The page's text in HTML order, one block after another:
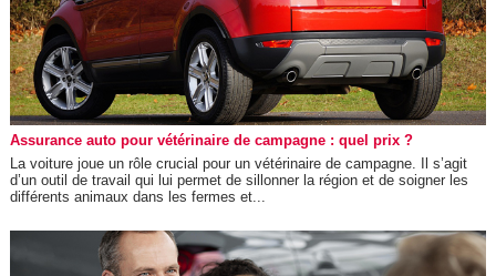
Assurance auto pour vétérinaire de campagne : quel prix ?
La voiture joue un rôle crucial pour un vétérinaire de campagne. Il s’agit
d’un outil de travail qui lui permet de sillonner la région et de soigner les
différents animaux dans les fermes et...